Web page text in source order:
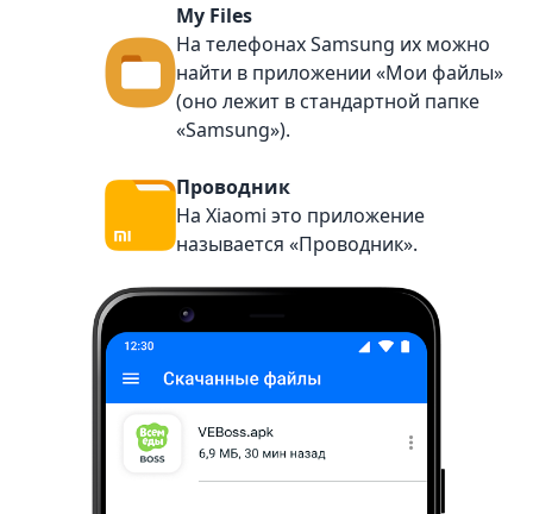
My Files
На телефонах Samsung их можно
найти в приложении «Мои файлы»
(оно лежит в стандартной папке
«Samsung»).
Проводник
На Xiaomi это приложение
называется «Проводник».